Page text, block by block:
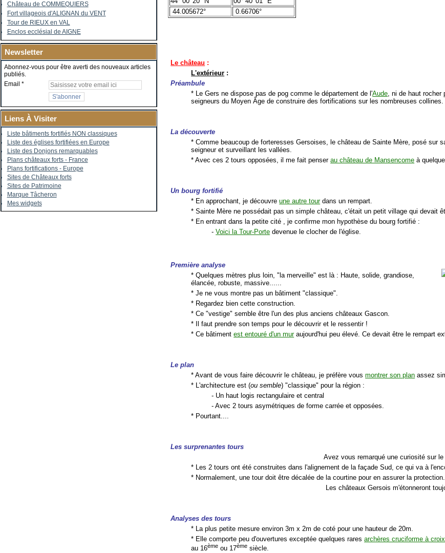
Château de COMMEQUIERS
Fort villageois d'ALIGNAN du VENT
Tour de RIEUX en VAL
Enclos ecclésial de AIGNE
Newsletter
Abonnez-vous pour être averti des nouveaux articles
publiés.
Email
Liens À Visiter
Liste bâtiments fortifiés NON classiques
Liste des églises fortifiées en Europe
Liste des Donjons remarquables
Plans châteaux forts - France
Plans fortifications - Europe
Sites de Châteaux forts
Sites de Patrimoine
Marque Tâcheron
Mes widgets
44.005672°
0.66706°
Le château :
L'extérieur :
Préambule
* Le Gers ne dispose pas de pog comme le département de l'Aude , ni de haut
seigneurs du Moyen Âge de construire des fortifications sur les nombreuses collines.
La découverte
* Comme beaucoup de forteresses Gersoises, le château de Sainte Mère, posé sur
seigneur et surveillant les vallées.
* Avec ces 2 tours opposées, il me fait penserau château de Mansencome à
Un bourg fortifié
* En approchant, je découvreune autre tourdans un rempart.
* Sainte Mère ne possédait pas un simple château, c'était un petit village qui devait
* En entrant dans la petite cité , je confirme mon hypothèse du bourg fortifié :
-Voici la Tour-Porte devenue le clocher de l'église.
Première analyse
* Quelques mètres plus loin, "la merveille" est là : Haute, solide, grandiose,
élancée, robuste, massive......
* Je ne vous montre pas un bâtiment "classique".
* Regardez bien cette construction.
* Ce "vestige" semble être l'un des plus anciens châteaux Gascon.
* Il faut prendre son temps pour le découvrir et le ressentir !
* Ce bâtimentest entouré d'un muraujourd'hui peu élevé. Ce devait être le rempart
Le plan
* Avant de vous faire découvrir le château, je préfère vousmontrer son plan assez
* L'architecture est (ou semble) "classique" pour la région :
- Un haut logis rectangulaire et central
- Avec 2 tours asymétriques de forme carrée et opposées.
* Pourtant....
Les surprenantes tours
Avez vous remarqué une curiosité sur
* Les 2 tours ont été construites dans l'alignement de la façade Sud, ce qui va à
* Normalement, une tour doit être décalée de la courtine pour en assurer la protection.
Les châteaux Gersois m'étonneront
Analyses des tours
* La plus petite mesure environ 3m x 2m de coté pour une hauteur de 20m.
* Elle comporte peu d'ouvertures exceptée quelques raresarchères cruciforme à
au 16ème ou 17ème siècle.